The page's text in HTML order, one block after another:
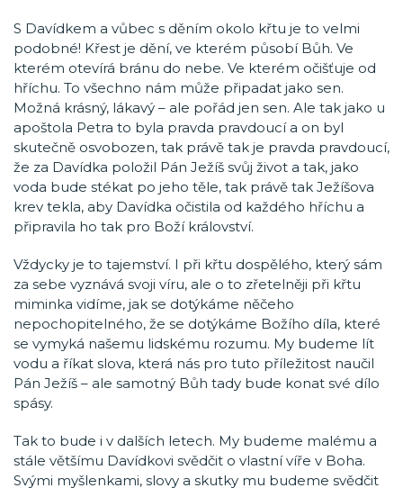
S Davídkem a vůbec s děním okolo křtu je to velmi
podobné! Křest je dění, ve kterém působí Bůh. Ve
kterém otevírá bránu do nebe. Ve kterém očišťuje od
hříchu. To všechno nám může připadat jako sen.
Možná krásný, lákavý – ale pořád jen sen. Ale tak jako u
apoštola Petra to byla pravda pravdoucí a on byl
skutečně osvobozen, tak právě tak je pravda pravdoucí,
že za Davídka položil Pán Ježíš svůj život a tak, jako
voda bude stékat po jeho těle, tak právě tak Ježíšova
krev tekla, aby Davídka očistila od každého hříchu a
připravila ho tak pro Boží království.
Vždycky je to tajemství. I při křtu dospělého, který sám
za sebe vyznává svoji víru, ale o to zřetelněji při křtu
miminka vidíme, jak se dotýkáme něčeho
nepochopitelného, že se dotýkáme Božího díla, které
se vymyká našemu lidskému rozumu. My budeme lít
vodu a říkat slova, která nás pro tuto příležitost naučil
Pán Ježíš – ale samotný Bůh tady bude konat své dílo
spásy.
Tak to bude i v dalších letech. My budeme malému a
stále většímu Davídkovi svědčit o vlastní víře v Boha.
Svými myšlenkami, slovy a skutky mu budeme svědčit